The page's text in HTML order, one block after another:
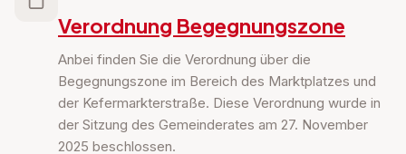
Verordnung Begegnungszone
Anbei finden Sie die Verordnung über die
Begegnungszone im Bereich des Marktplatzes und
der Kefermarkterstraße. Diese Verordnung wurde in
der Sitzung des Gemeinderates am 27. November
2025 beschlossen.